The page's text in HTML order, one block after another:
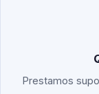
Prestamos